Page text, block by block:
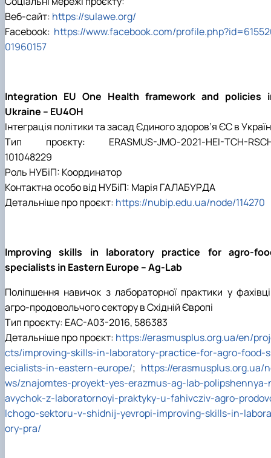
Веб-сайт: https://sulawe.org/
Facebook: https://www.facebook.com/
01960157
Integration EU One Health framework and policies
Ukraine – EU4OH
Інтеграція політики та засад Єдиного здоров’я ЄС в
Тип проєкту: ERASMUS-JMO-2021-HEI-TCH-
101048229
Роль НУБіП: Координатор
Контактна особо від НУБіП: Марія ГАЛАБУРДА
Детальніше про проєкт: https://nubip.edu.ua/node/114270
Improving skills in laboratory practice for agro-
specialists in Eastern Europe – Ag-Lab
Поліпшення навичок з лабораторної практики у
агро-продовольчого сектору в Східній Європі
Тип проєкту: EAC-A03-2016, 586383
Детальніше про проєкт: https://erasmusplus.org.ua/en/
cts/improving-skills-in-laboratory-practice-for-agro-food-
ecialists-in-eastern-europe/; https://erasmusplus.org.ua/
ws/znajomtes-proyekt-yes-erazmus-ag-lab-polipshennya-
avychok-z-laboratornoyi-praktyky-u-fahivcziv-agro-
lchogo-sektoru-v-shidnij-yevropi-improving-skills-in-
ory-pra/